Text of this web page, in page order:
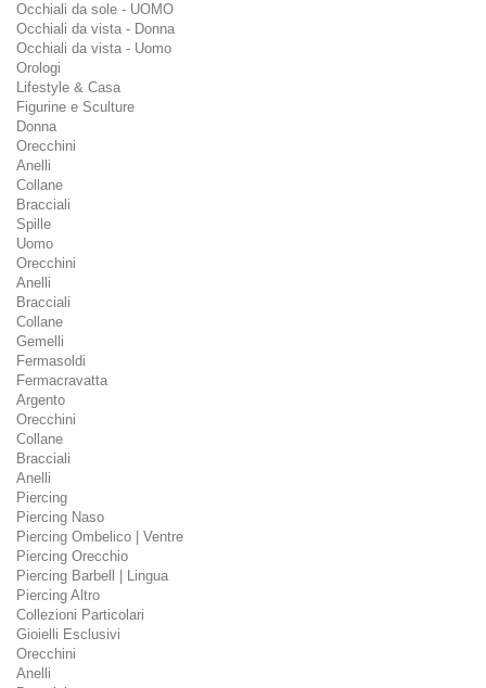
Occhiali da sole - UOMO
Occhiali da vista - Donna
Occhiali da vista - Uomo
Orologi
Lifestyle & Casa
Figurine e Sculture
Donna
Orecchini
Anelli
Collane
Bracciali
Spille
Uomo
Orecchini
Anelli
Bracciali
Collane
Gemelli
Fermasoldi
Fermacravatta
Argento
Orecchini
Collane
Bracciali
Anelli
Piercing
Piercing Naso
Piercing Ombelico | Ventre
Piercing Orecchio
Piercing Barbell | Lingua
Piercing Altro
Collezioni Particolari
Gioielli Esclusivi
Orecchini
Anelli